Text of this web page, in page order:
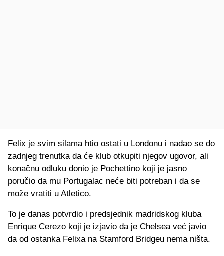
Felix je svim silama htio ostati u Londonu i nadao se do
zadnjeg trenutka da će klub otkupiti njegov ugovor, ali
konačnu odluku donio je Pochettino koji je jasno
poručio da mu Portugalac neće biti potreban i da se
može vratiti u Atletico.
To je danas potvrdio i predsjednik madridskog kluba
Enrique Cerezo koji je izjavio da je Chelsea već javio
da od ostanka Felixa na Stamford Bridgeu nema ništa.